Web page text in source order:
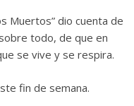
Muertos” dio cuenta de
todo, de que en
se vive y se respira.
fin de semana.